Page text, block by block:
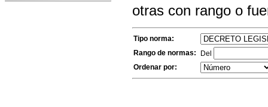
otras con rango o
Tipo norma:
Rango de normas:
Del
Ordenar por: